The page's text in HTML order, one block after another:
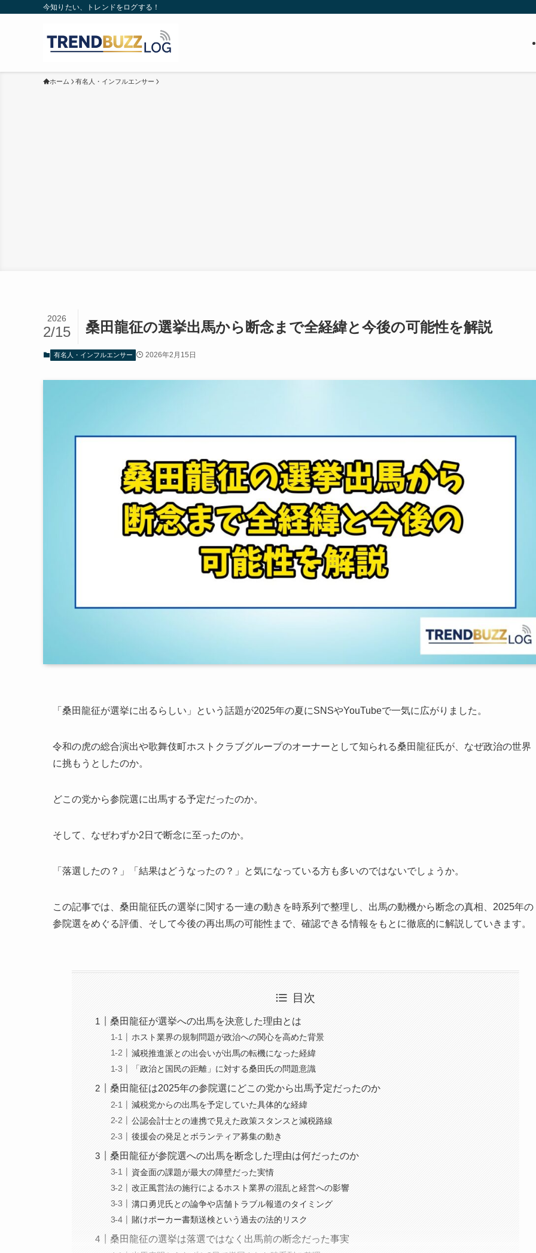
今知りたい、トレンドをログする！
ホーム 有名人・インフルエンサー
桑田龍征の選挙出馬から断念まで全経緯と今後の可能性を解説
2026
2/15
有名人・インフルエンサー 2026年2月15日
「桑田龍征が選挙に出るらしい」という話題が2025年の夏にSNSやYouTubeで一気に広がりました。
令和の虎の総合演出や歌舞伎町ホストクラブグループのオーナーとして知られる桑田龍征氏が、なぜ政治の世界
に挑もうとしたのか。
どこの党から参院選に出馬する予定だったのか。
そして、なぜわずか2日で断念に至ったのか。
「落選したの？」「結果はどうなったの？」と気になっている方も多いのではないでしょうか。
この記事では、桑田龍征氏の選挙に関する一連の動きを時系列で整理し、出馬の動機から断念の真相、2025年の
参院選をめぐる評価、そして今後の再出馬の可能性まで、確認できる情報をもとに徹底的に解説していきます。
目次
桑田龍征が選挙への出馬を決意した理由とは
ホスト業界の規制問題が政治への関心を高めた背景
減税推進派との出会いが出馬の転機になった経緯
「政治と国民の距離」に対する桑田氏の問題意識
桑田龍征は2025年の参院選にどこの党から出馬予定だったのか
減税党からの出馬を予定していた具体的な経緯
公認会計士との連携で見えた政策スタンスと減税路線
後援会の発足とボランティア募集の動き
桑田龍征が参院選への出馬を断念した理由は何だったのか
資金面の課題が最大の障壁だった実情
改正風営法の施行によるホスト業界の混乱と経営への影響
溝口勇児氏との論争や店舗トラブル報道のタイミング
賭けポーカー書類送検という過去の法的リスク
桑田龍征の選挙は落選ではなく出馬前の断念だった事実